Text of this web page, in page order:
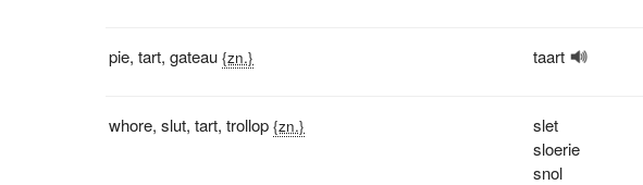
pie,tart,gateau {zn.} taart
whore,slut,tart,trollop {zn.}
slet
sloerie
snol